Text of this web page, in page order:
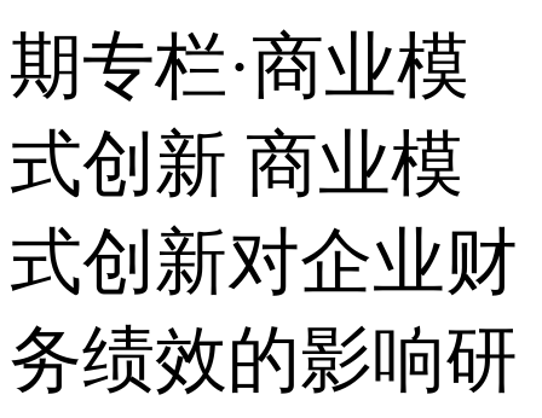
期专栏·商业模
式创新 商业模
式创新对企业财
务绩效的影响研